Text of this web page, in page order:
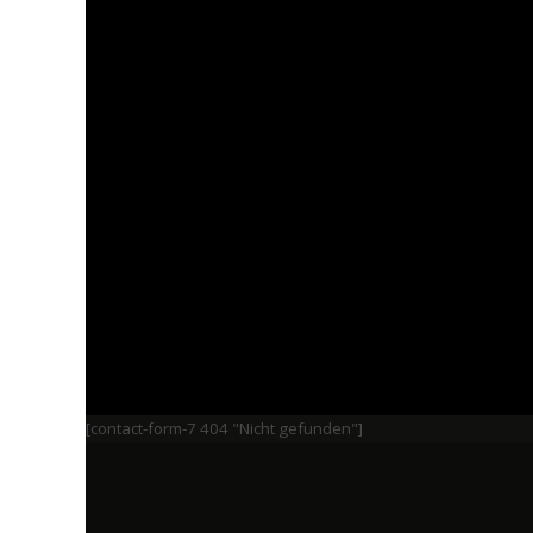
[contact-form-7 404 "Nicht gefunden"]